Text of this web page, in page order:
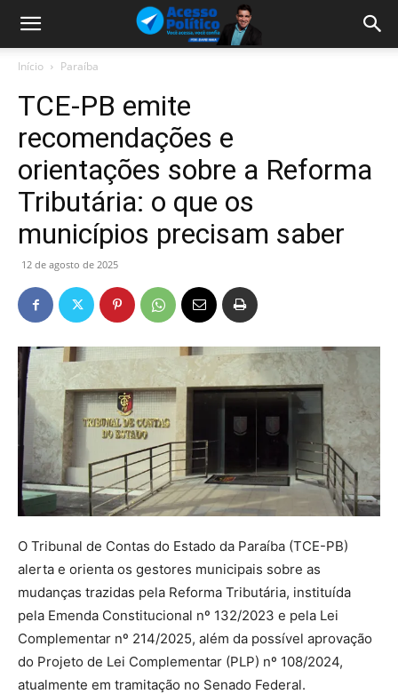
Início Paraíba
TCE-PB emite
recomendações e
orientações sobre a Reforma
Tributária: o que os
municípios precisam saber
12 de agosto de 2025
O Tribunal de Contas do Estado da Paraíba (TCE-PB)
alerta e orienta os gestores municipais sobre as
mudanças trazidas pela Reforma Tributária, instituída
pela Emenda Constitucional nº 132/2023 e pela Lei
Complementar nº 214/2025, além da possível aprovação
do Projeto de Lei Complementar (PLP) nº 108/2024,
atualmente em tramitação no Senado Federal.